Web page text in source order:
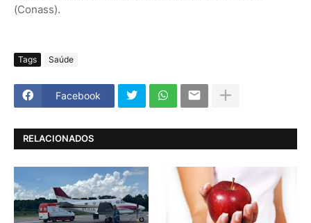
(Conass).
Tags Saúde
Facebook
RELACIONADOS